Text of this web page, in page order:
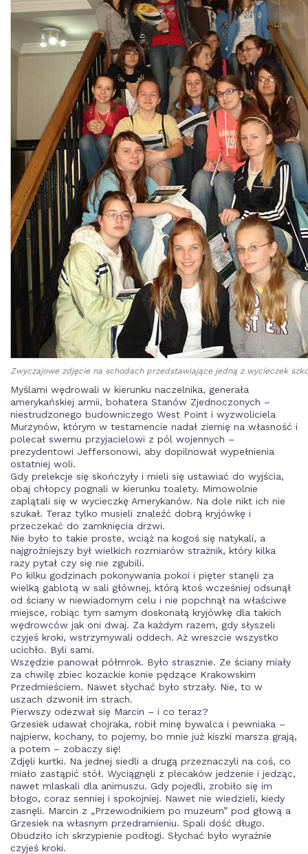
Zwyczajowe zdjęcie na schodach przedstawiające jedną z wycieczek
Myślami wędrowali w kierunku naczelnika, generała
amerykańskiej armii, bohatera Stanów Zjednoczonych –
niestrudzonego budowniczego West Point i wyzwoliciela
Murzynów, którym w testamencie nadał ziemię na własność i
polecał swemu przyjacielowi z pól wojennych –
prezydentowi Jeffersonowi, aby dopilnował wypełnienia
ostatniej woli.
Gdy prelekcje się skończyły i mieli się ustawiać do wyjścia,
obaj chłopcy pognali w kierunku toalety. Mimowolnie
zaplątali się w wycieczkę Amerykanów. Na dole nikt ich nie
szukał. Teraz tylko musieli znaleźć dobrą kryjówkę i
przeczekać do zamknięcia drzwi.
Nie było to takie proste, wciąż na kogoś się natykali, a
najgroźniejszy był wielkich rozmiarów strażnik, który kilka
razy pytał czy się nie zgubili.
Po kilku godzinach pokonywania pokoi i pięter stanęli za
wielką gablotą w sali głównej, którą ktoś wcześniej odsunął
od ściany w niewiadomym celu i nie popchnął na właściwe
miejsce, robiąc tym samym doskonałą kryjówkę dla takich
wędrowców jak oni dwaj. Za każdym razem, gdy słyszeli
czyjeś kroki, wstrzymywali oddech. Aż wreszcie wszystko
ucichło. Byli sami.
Wszędzie panował półmrok. Było strasznie. Ze ściany miały
za chwilę zbiec kozackie konie pędzące Krakowskim
Przedmieściem. Nawet słychać było strzały. Nie, to w
uszach dzwonił im strach.
Pierwszy odezwał się Marcin – i co teraz?
Grzesiek udawał chojraka, robił minę bywalca i pewniaka –
najpierw, kochany, to pojemy, bo mnie już kiszki marsza grają,
a potem – zobaczy się!
Zdjęli kurtki. Na jednej siedli a drugą przeznaczyli na coś, co
miało zastąpić stół. Wyciągnęli z plecaków jedzenie i jedząc,
nawet mlaskali dla animuszu. Gdy pojedli, zrobiło się im
błogo, coraz senniej i spokojniej. Nawet nie wiedzieli, kiedy
zasnęli. Marcin z „Przewodnikiem po muzeum” pod głową a
Grzesiek na własnym przedramieniu. Spali dość długo.
Obudziło ich skrzypienie podłogi. Słychać było wyraźnie
czyjeś kroki.